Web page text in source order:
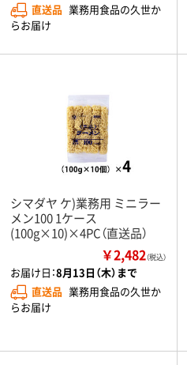
直送品 業務用食品の久世か
らお届け
シマダヤ ケ)業務用 ミニラー
メン100 1ケース
(100g×10)×4PC（直送品）
￥2,482（税込）
お届け日：8月13日（木）まで
直送品 業務用食品の久世か
らお届け